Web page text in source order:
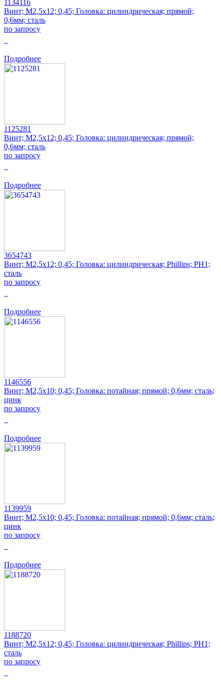
1134116
Винт; M2,5x12; 0,45; Головка: цилиндрическая; прямой;
0,6мм; сталь
по запросу
Подробнее
1125281
Винт; M2,5x12; 0,45; Головка: цилиндрическая; прямой;
0,6мм; сталь
по запросу
Подробнее
3654743
Винт; M2,5x12; 0,45; Головка: цилиндрическая; Phillips; PH1;
сталь
по запросу
Подробнее
1146556
Винт; M2,5x10; 0,45; Головка: потайная; прямой; 0,6мм; сталь;
цинк
по запросу
Подробнее
1139959
Винт; M2,5x10; 0,45; Головка: потайная; прямой; 0,6мм; сталь;
цинк
по запросу
Подробнее
1188720
Винт; M2,5x12; 0,45; Головка: цилиндрическая; Phillips; PH1;
сталь
по запросу